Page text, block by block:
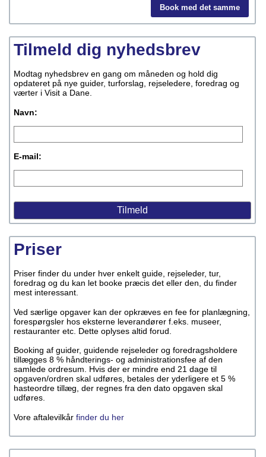
Book med det samme
Tilmeld dig nyhedsbrev
Modtag nyhedsbrev en gang om måneden og hold dig
opdateret på nye guider, turforslag, rejseledere, foredrag og
værter i Visit a Dane.
Navn:
E-mail:
Priser
Priser finder du under hver enkelt guide, rejseleder, tur,
foredrag og du kan let booke præcis det eller den, du finder
mest interessant.
Ved særlige opgaver kan der opkræves en fee for planlægning,
forespørgsler hos eksterne leverandører f.eks. museer,
restauranter etc. Dette oplyses altid forud.
Booking af guider, guidende rejseleder og foredragsholdere
tillægges 8 % håndterings- og administrationsfee af den
samlede ordresum. Hvis der er mindre end 21 dage til
opgaven/ordren skal udføres, betales der yderligere et 5 %
hasteordre tillæg, der regnes fra den dato opgaven skal
udføres.
Vore aftalevilkår finder du her